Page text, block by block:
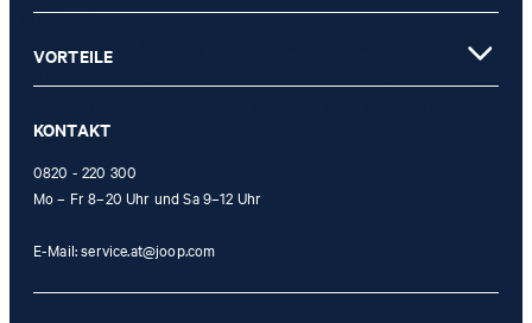
* Pflichtfeld
** Der Gutschein ist gültig ab einem Mindest-Kaufwert von 150 EUR
Stores eingelöst werden.
VORTEILE
KONTAKT
0820 - 220 300
Mo – Fr 8–20 Uhr und Sa 9–12 Uhr
E-Mail:service.at@joop.com